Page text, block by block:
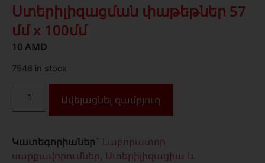
Ստերիլիզացման փաթեթներ 57
մմ x 100մմ
10 AMD
7546 in stock
Ավելացնել զամբյուղ
Կատեգորիաներ` Լաբորատոր
սարքավորումներ, Ստերիլիզացիա և